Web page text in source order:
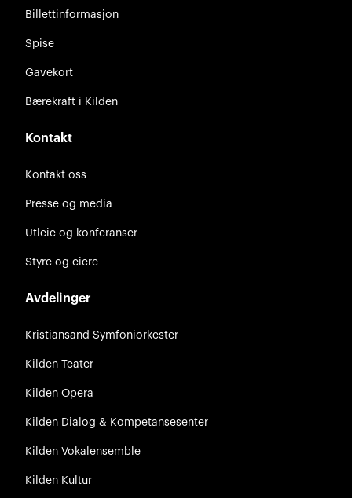
Billettinformasjon
Spise
Gavekort
Bærekraft i Kilden
Kontakt
Kontakt oss
Presse og media
Utleie og konferanser
Styre og eiere
Avdelinger
Kristiansand Symfoniorkester
Kilden Teater
Kilden Opera
Kilden Dialog & Kompetansesenter
Kilden Vokalensemble
Kilden Kultur